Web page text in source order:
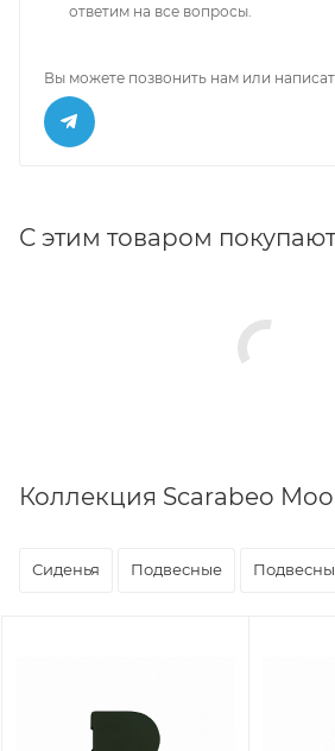
ответим на все вопросы.
Вы можете позвонить нам или
С этим товаром покупают
Коллекция Scarabeo
Сиденья Подвесные